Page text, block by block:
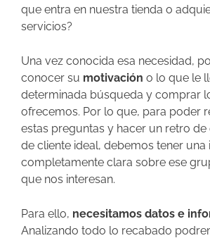
que entra en nuestra tienda o
servicios?
Una vez conocida esa necesidad,
conocer su motivación o lo que le
determinada búsqueda y comprar
ofrecemos. Por lo que, para poder
estas preguntas y hacer un retro
de cliente ideal, debemos tener una
completamente clara sobre ese
que nos interesan.
Para ello, necesitamos datos e
Analizando todo lo recabado